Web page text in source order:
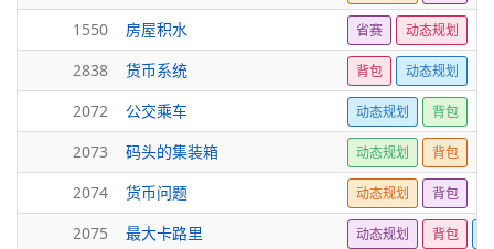
1550 房屋积水 省赛 动态规划
2838 货币系统 背包 动态规划
2072 公交乘车 动态规划 背包
2073 码头的集装箱 动态规划 背包
2074 货币问题 动态规划 背包
2075 最大卡路里 动态规划 背包